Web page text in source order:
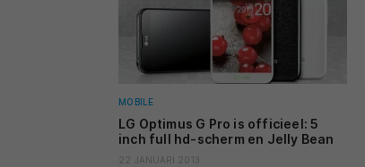
MOBILE
LG Optimus G Pro is officieel: 5
inch full hd-scherm en Jelly Bean
22 JANUARI 2013